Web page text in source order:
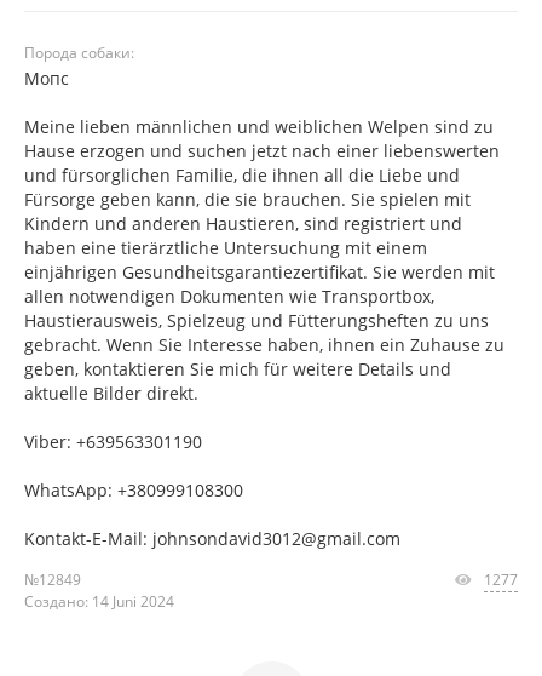
Порода собаки:
Мопс
Meine lieben männlichen und weiblichen Welpen sind zu
Hause erzogen und suchen jetzt nach einer liebenswerten
und fürsorglichen Familie, die ihnen all die Liebe und
Fürsorge geben kann, die sie brauchen. Sie spielen mit
Kindern und anderen Haustieren, sind registriert und
haben eine tierärztliche Untersuchung mit einem
einjährigen Gesundheitsgarantiezertifikat. Sie werden mit
allen notwendigen Dokumenten wie Transportbox,
Haustierausweis, Spielzeug und Fütterungsheften zu uns
gebracht. Wenn Sie Interesse haben, ihnen ein Zuhause zu
geben, kontaktieren Sie mich für weitere Details und
aktuelle Bilder direkt.
Viber: +639563301190
WhatsApp: +380999108300
Kontakt-E-Mail: johnsondavid3012@gmail.com
№12849
Создано: 14 Juni 2024
1277